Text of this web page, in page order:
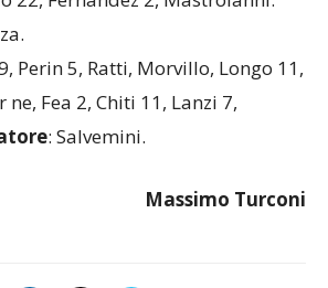
Perin 5, Ratti, Morvillo, Longo 11,
Fea 2, Chiti 11, Lanzi 7,
: Salvemini.
Massimo Turconi